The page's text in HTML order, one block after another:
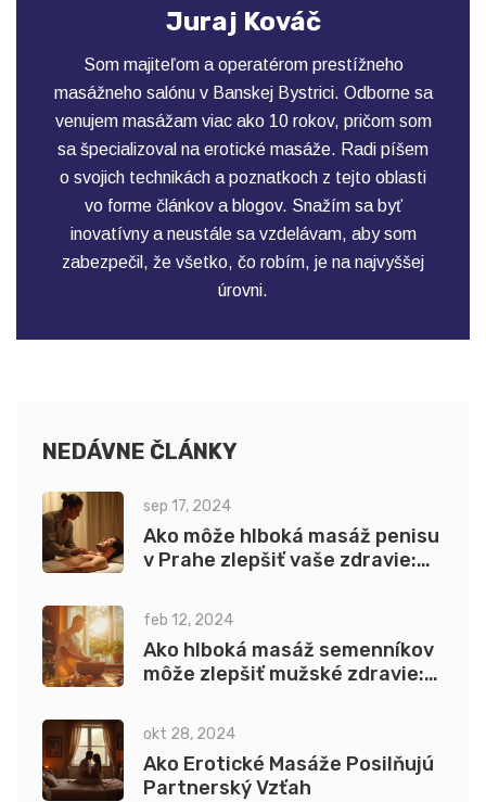
Juraj Kováč
Som majiteľom a operatérom prestížneho
masážneho salónu v Banskej Bystrici. Odborne sa
venujem masážam viac ako 10 rokov, pričom som
sa špecializoval na erotické masáže. Radi píšem
o svojich technikách a poznatkoch z tejto oblasti
vo forme článkov a blogov. Snažím sa byť
inovatívny a neustále sa vzdelávam, aby som
zabezpečil, že všetko, čo robím, je na najvyššej
úrovni.
NEDÁVNE ČLÁNKY
sep 17, 2024
Ako môže hlboká masáž penisu
v Prahe zlepšiť vaše zdravie:
feb 12, 2024
Ako hlboká masáž semenníkov
môže zlepšiť mužské zdravie:
okt 28, 2024
Ako Erotické Masáže Posilňujú
Partnerský Vzťah